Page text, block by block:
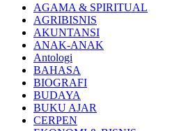
AGAMA & SPIRITUAL
AGRIBISNIS
AKUNTANSI
ANAK-ANAK
Antologi
BAHASA
BIOGRAFI
BUDAYA
BUKU AJAR
CERPEN